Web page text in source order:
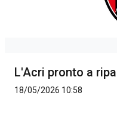
L'Acri pronto a
18/05/2026 10:58